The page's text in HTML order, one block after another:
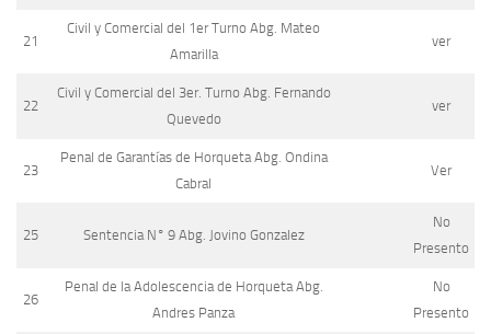
21
Civil y Comercial del 1er Turno Abg. Mateo
Amarilla
ver
22
Civil y Comercial del 3er. Turno Abg. Fernando
Quevedo
ver
23
Penal de Garantías de Horqueta Abg. Ondina
Cabral
Ver
25 Sentencia N° 9 Abg. Jovino Gonzalez
No
Presento
26
Penal de la Adolescencia de Horqueta Abg.
Andres Panza
No
Presento